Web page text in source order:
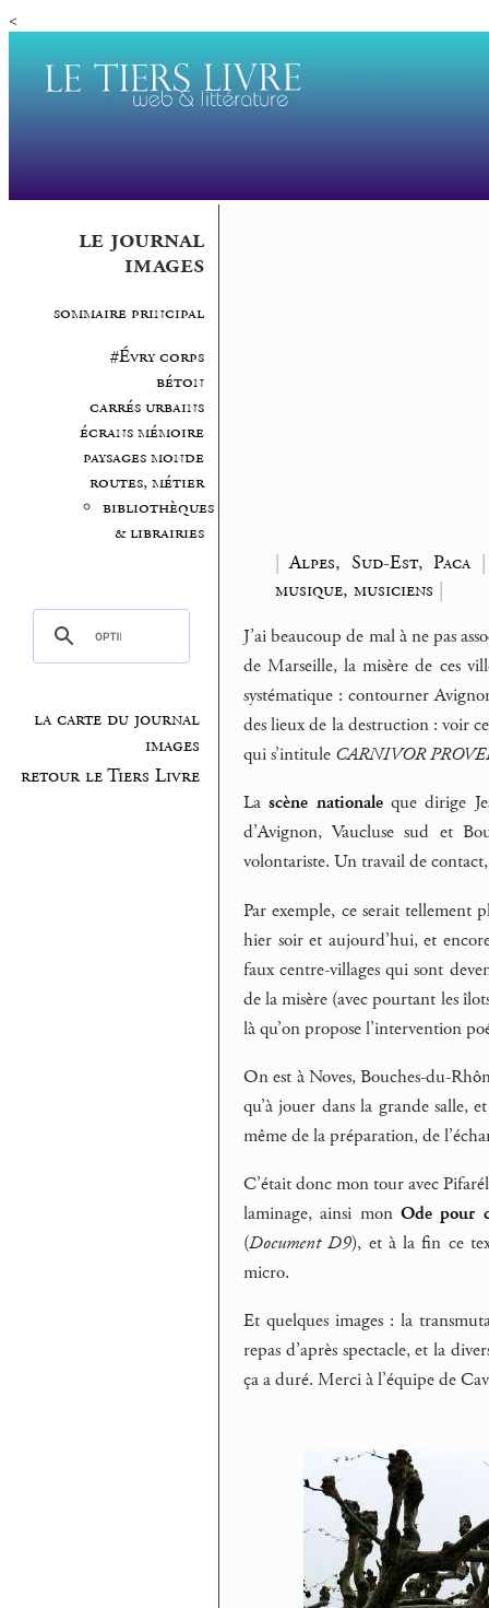
<
le journal
images
sommaire principal
#Évry corps
béton
carrés urbains
écrans mémoire
paysages monde
routes, métier
bibliothèques
& librairies
la carte du journal
images
retour le Tiers Livre
|Alpes, Sud-Est, Paca
musique, musiciens |
J’ai beaucoup de mal à ne pas
de Marseille, la misère de ces
systématique : contourner
des lieux de la destruction : voir
qui s’intitule CARNIVOR
Lascène nationaleque dirige
d’Avignon, Vaucluse sud et
volontariste. Un travail de
Par exemple, ce serait tellement
hier soir et aujourd’hui, et
faux centre-villages qui sont
de la misère (avec pourtant les
là qu’on propose l’intervention
On est à Noves, Bouches-du-
qu’à jouer dans la grande salle,
même de la préparation, de
C’était donc mon tour avec
laminage, ainsi monOde pour
(Document D9), et à la fin ce
micro.
Et quelques images : la
repas d’après spectacle, et la
ça a duré. Merci à l’équipe de